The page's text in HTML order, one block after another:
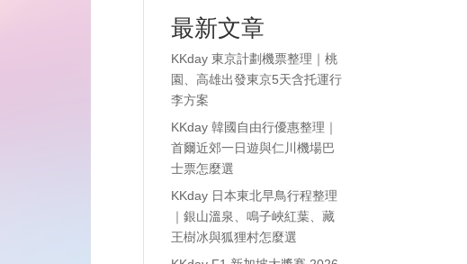
最新文章
KKday 東京計劃機票整理｜桃
園、高雄出發東京5天含托運行
李方案
KKday 韓國自由行優惠整理｜
首爾近郊一日遊與仁川機場巴
士票怎麼選
KKday 日本東北早鳥行程整理
｜銀山溫泉、鳴子峽紅葉、藏
王樹冰與狐狸村怎麼選